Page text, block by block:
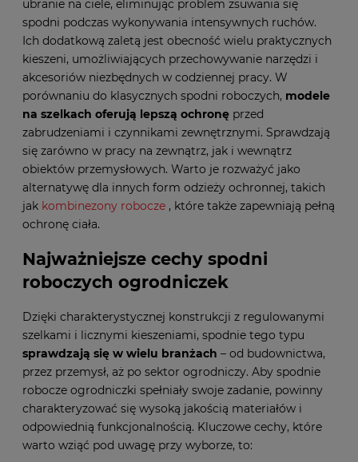
ubranie na ciele, eliminując problem zsuwania się
spodni podczas wykonywania intensywnych ruchów.
Ich dodatkową zaletą jest obecność wielu praktycznych
kieszeni, umożliwiających przechowywanie narzędzi i
akcesoriów niezbędnych w codziennej pracy. W
porównaniu do klasycznych spodni roboczych, modele
na szelkach oferują lepszą ochronę przed
zabrudzeniami i czynnikami zewnętrznymi. Sprawdzają
się zarówno w pracy na zewnątrz, jak i wewnątrz
obiektów przemysłowych. Warto je rozważyć jako
alternatywę dla innych form odzieży ochronnej, takich
jak kombinezony robocze , które także zapewniają pełną
ochronę ciała.
Najważniejsze cechy spodni
roboczych ogrodniczek
Dzięki charakterystycznej konstrukcji z regulowanymi
szelkami i licznymi kieszeniami, spodnie tego typu
sprawdzają się w wielu branżach – od budownictwa,
przez przemysł, aż po sektor ogrodniczy. Aby spodnie
robocze ogrodniczki spełniały swoje zadanie, powinny
charakteryzować się wysoką jakością materiałów i
odpowiednią funkcjonalnością. Kluczowe cechy, które
warto wziąć pod uwagę przy wyborze, to: